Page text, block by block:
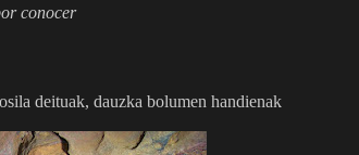
conocer
deituak, dauzka bolumen handienak